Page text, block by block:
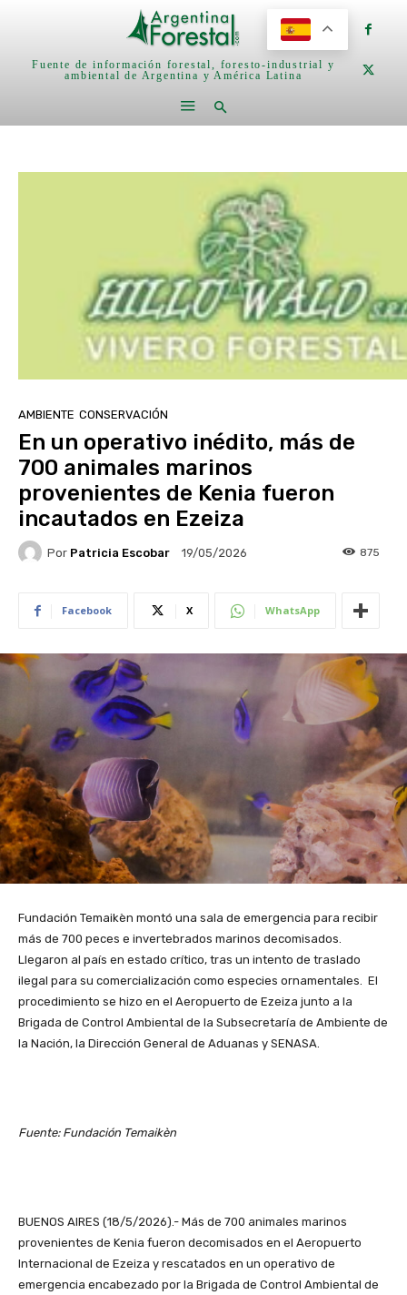
Fuente de información forestal, foresto-industrial y
ambiental de Argentina y América Latina
AMBIENTE CONSERVACIÓN
En un operativo inédito, más de
700 animales marinos
provenientes de Kenia fueron
incautados en Ezeiza
Por Patricia Escobar 19/05/2026 875
Facebook X WhatsApp
Fundación Temaikèn montó una sala de emergencia para recibir
más de 700 peces e invertebrados marinos decomisados.
Llegaron al país en estado crítico, tras un intento de traslado
ilegal para su comercialización como especies ornamentales. El
procedimiento se hizo en el Aeropuerto de Ezeiza junto a la
Brigada de Control Ambiental de la Subsecretaría de Ambiente de
la Nación, la Dirección General de Aduanas y SENASA.
Fuente: Fundación Temaikèn
BUENOS AIRES (18/5/2026).- Más de 700 animales marinos
provenientes de Kenia fueron decomisados en el Aeropuerto
Internacional de Ezeiza y rescatados en un operativo de
emergencia encabezado por la Brigada de Control Ambiental de